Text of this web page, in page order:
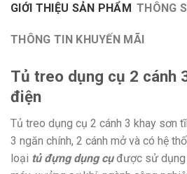
GIỚI THIỆU SẢN PHẨM THÔNG
THÔNG TIN KHUYẾN MÃI
Tủ treo dụng cụ 2 cánh
điện
Tủ treo dụng cụ 2 cánh 3 khay sơn
3 ngăn chính, 2 cánh mở và có hệ
loại tủ đựng dụng cụđược sử dụng